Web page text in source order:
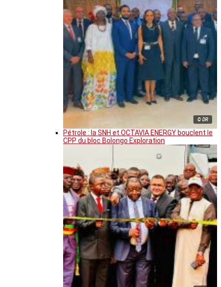
© DR
Pétrole : la SNH et OCTAVIA ENERGY bouclent le
CPP du bloc Bolongo Exploration